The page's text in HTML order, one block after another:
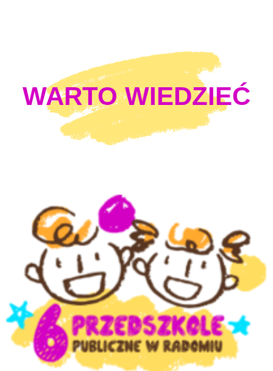
WARTO WIEDZIEĆ